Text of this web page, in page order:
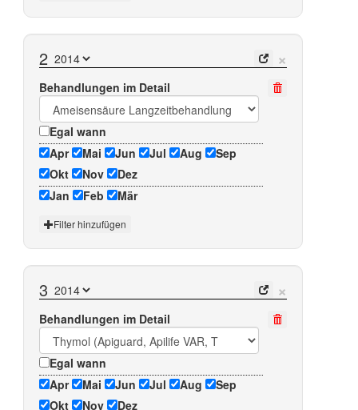
×
2
Behandlungen im Detail
Egal wann
Apr
Mai Jun Jul Aug
Sep
Okt
Nov
Dez
Jan
Feb Mär
Filter hinzufügen
×
3
Behandlungen im Detail
Egal wann
Apr
Mai Jun Jul Aug
Sep
Okt
Nov Dez